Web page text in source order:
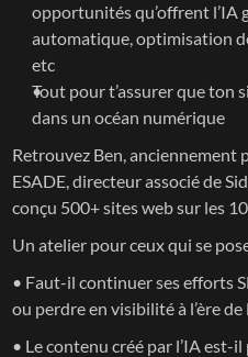
opportunités qu’offrent l’IA
automatique, optimisation
etc
Tout pour t’assurer que ton
dans un océan numérique
Retrouvez Ben, anciennement
ESADE, directeur associé de
conçu 500+ sites web sur les
Un atelier pour ceux qui se
• Faut-il continuer ses efforts
ou perdre en visibilité à l’ère de
• Le contenu créé par l’IA est-